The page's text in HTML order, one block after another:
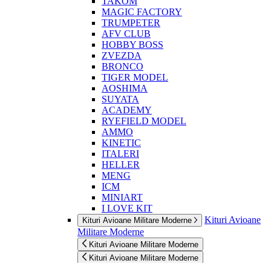
MAGIC FACTORY
TRUMPETER
AFV CLUB
HOBBY BOSS
ZVEZDA
BRONCO
TIGER MODEL
AOSHIMA
SUYATA
ACADEMY
RYEFIELD MODEL
AMMO
KINETIC
ITALERI
HELLER
MENG
ICM
MINIART
I LOVE KIT
Kituri Avioane Militare Moderne
Kituri Avioane
Militare Moderne
Kituri Avioane Militare Moderne
Kituri Avioane Militare Moderne